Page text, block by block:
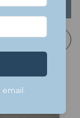
email.